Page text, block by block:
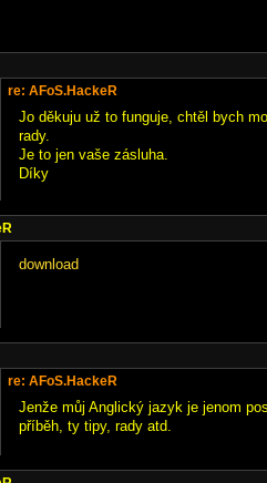
re: AFoS.HackeR
Jo děkuju už to funguje, chtěl bych
rady.
Je to jen vaše zásluha.
Díky
download
re: AFoS.HackeR
Jenže můj Anglický jazyk je jenom
příběh, ty tipy, rady atd.